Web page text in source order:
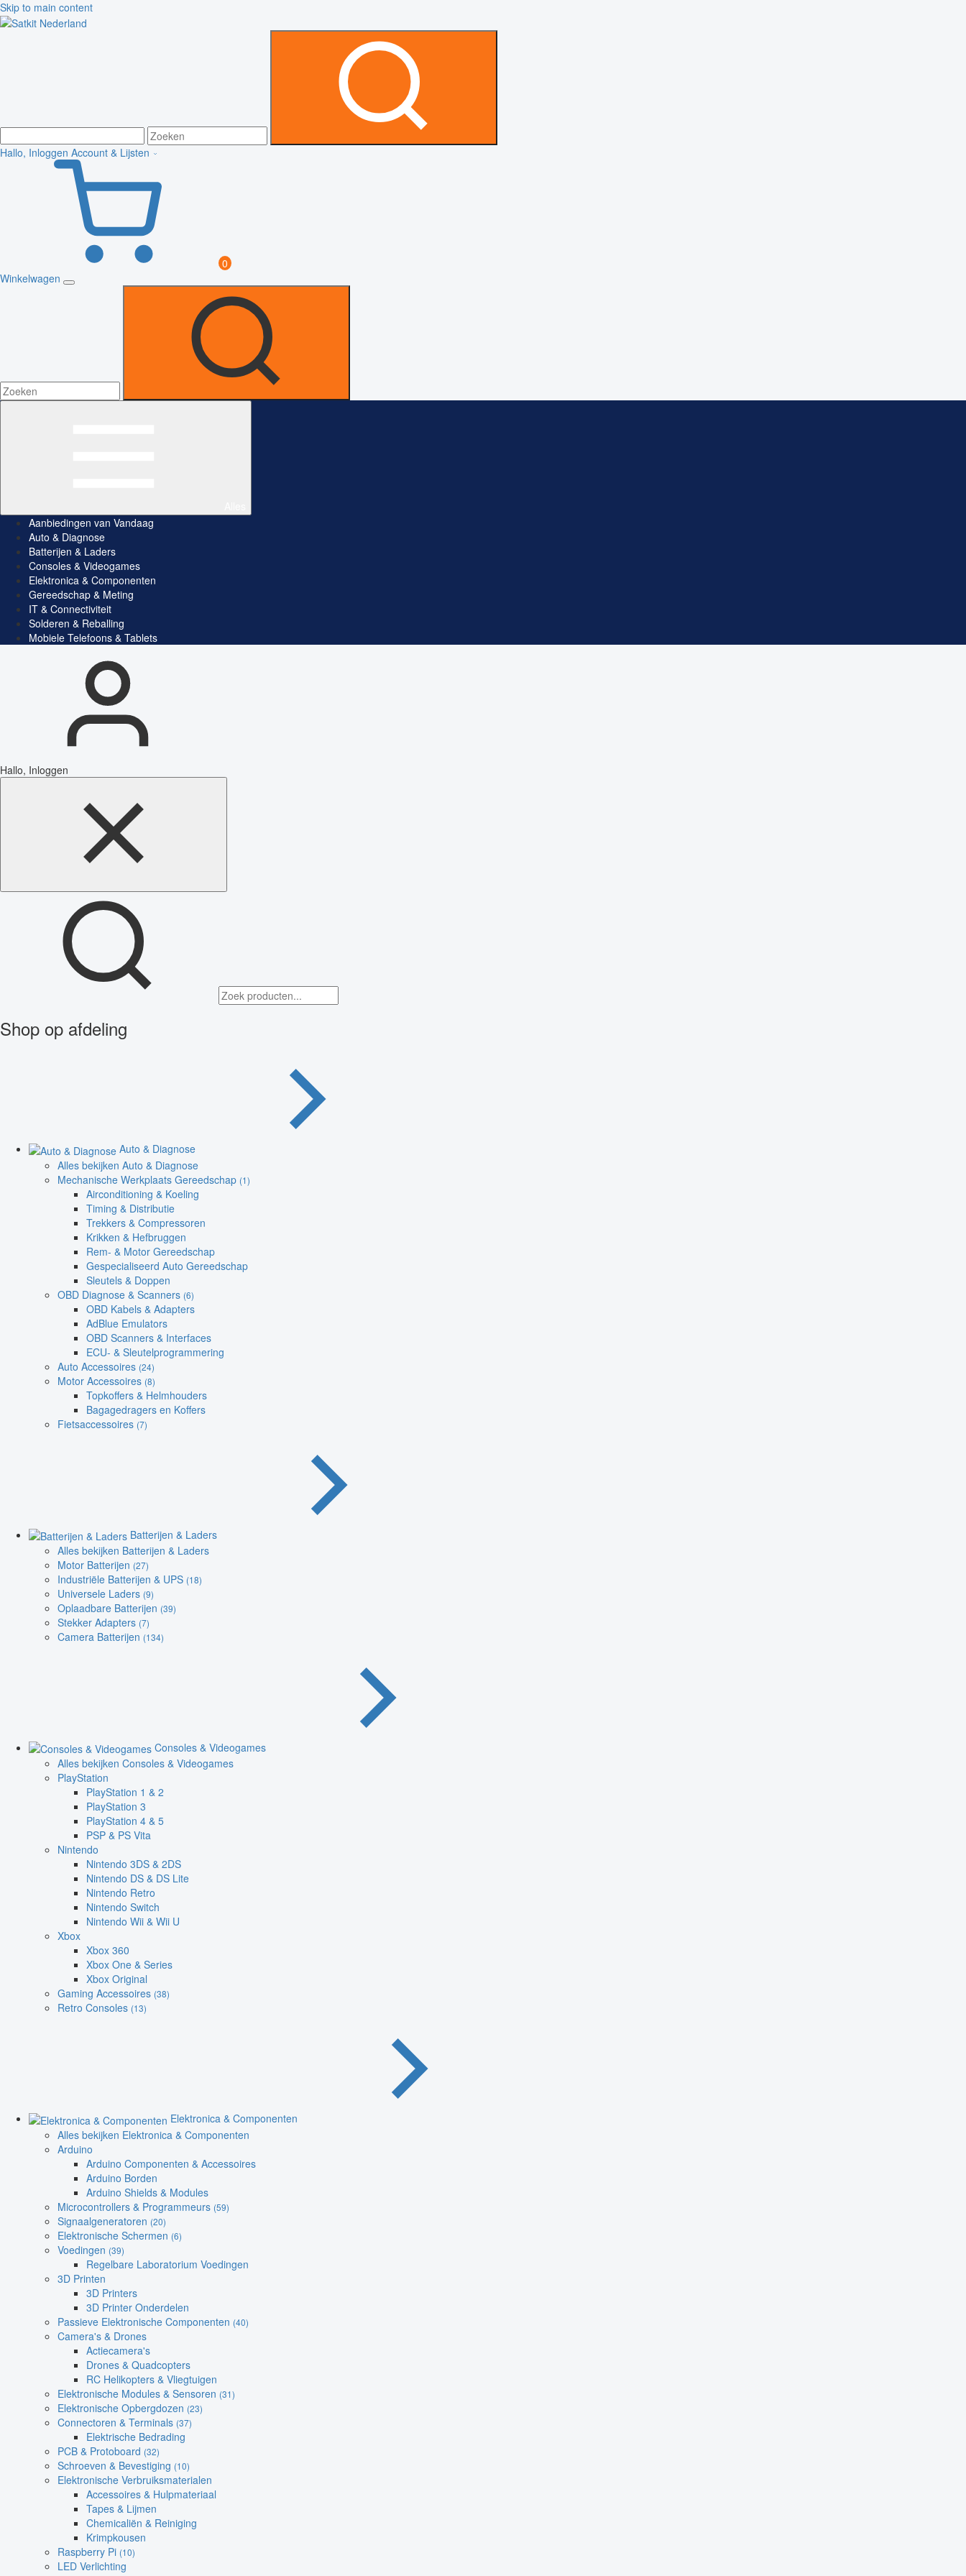
Skip to main content
Hallo, Inloggen Account & Lijsten
0
Winkelwagen
Aanbiedingen van Vandaag
Auto & Diagnose
Batterijen & Laders
Consoles & Videogames
Elektronica & Componenten
Gereedschap & Meting
IT & Connectiviteit
Solderen & Reballing
Mobiele Telefoons & Tablets
Hallo, Inloggen
Shop op afdeling
Auto & Diagnose
Alles bekijken Auto & Diagnose
Mechanische Werkplaats Gereedschap (1)
Airconditioning & Koeling
Timing & Distributie
Trekkers & Compressoren
Krikken & Hefbruggen
Rem- & Motor Gereedschap
Gespecialiseerd Auto Gereedschap
Sleutels & Doppen
OBD Diagnose & Scanners (6)
OBD Kabels & Adapters
AdBlue Emulators
OBD Scanners & Interfaces
ECU- & Sleutelprogrammering
Auto Accessoires (24)
Motor Accessoires (8)
Topkoffers & Helmhouders
Bagagedragers en Koffers
Fietsaccessoires (7)
Batterijen & Laders
Alles bekijken Batterijen & Laders
Motor Batterijen (27)
Industriële Batterijen & UPS (18)
Universele Laders (9)
Oplaadbare Batterijen (39)
Stekker Adapters (7)
Camera Batterijen (134)
Consoles & Videogames
Alles bekijken Consoles & Videogames
PlayStation
PlayStation 1 & 2
PlayStation 3
PlayStation 4 & 5
PSP & PS Vita
Nintendo
Nintendo 3DS & 2DS
Nintendo DS & DS Lite
Nintendo Retro
Nintendo Switch
Nintendo Wii & Wii U
Xbox
Xbox 360
Xbox One & Series
Xbox Original
Gaming Accessoires (38)
Retro Consoles (13)
Elektronica & Componenten
Alles bekijken Elektronica & Componenten
Arduino
Arduino Componenten & Accessoires
Arduino Borden
Arduino Shields & Modules
Microcontrollers & Programmeurs (59)
Signaalgeneratoren (20)
Elektronische Schermen (6)
Voedingen (39)
Regelbare Laboratorium Voedingen
3D Printen
3D Printers
3D Printer Onderdelen
Passieve Elektronische Componenten (40)
Camera's & Drones
Actiecamera's
Drones & Quadcopters
RC Helikopters & Vliegtuigen
Elektronische Modules & Sensoren (31)
Elektronische Opbergdozen (23)
Connectoren & Terminals (37)
Elektrische Bedrading
PCB & Protoboard (32)
Schroeven & Bevestiging (10)
Elektronische Verbruiksmaterialen
Accessoires & Hulpmateriaal
Tapes & Lijmen
Chemicaliën & Reiniging
Krimpkousen
Raspberry Pi (10)
LED Verlichting